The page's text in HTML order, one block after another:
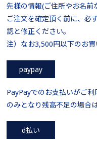
先様の情報(ご住所やお名前
ご注文を確定頂く前に、必
認と修正ください。
注）なお3,500円以下のお買
paypay
PayPayでのお支払いがご
のみとなり残高不足の場合
d払い